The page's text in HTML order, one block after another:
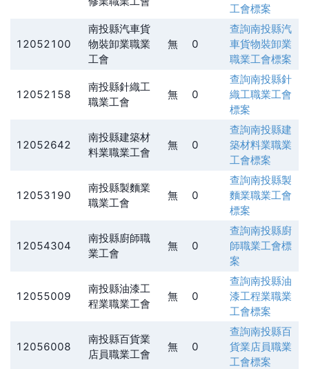
工會標案
12052100
南投縣汽車貨
物裝卸業職業
工會
無 0
查詢南投縣汽
車貨物裝卸業
職業工會標案
12052158
南投縣針織工
職業工會
無 0
查詢南投縣針
織工職業工會
標案
12052642
南投縣建築材
料業職業工會
無 0
查詢南投縣建
築材料業職業
工會標案
12053190
南投縣製麵業
職業工會
無 0
查詢南投縣製
麵業職業工會
標案
12054304
南投縣廚師職
業工會
無 0
查詢南投縣廚
師職業工會標
案
12055009
南投縣油漆工
程業職業工會
無 0
查詢南投縣油
漆工程業職業
工會標案
12056008
南投縣百貨業
店員職業工會
無 0
查詢南投縣百
貨業店員職業
工會標案